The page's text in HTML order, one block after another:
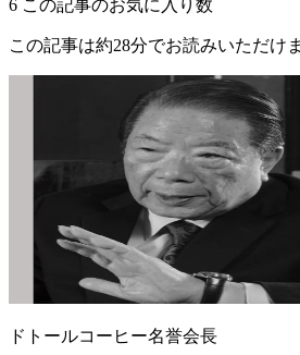
6 この記事のお気に入り数
この記事は約28分でお読みいただけ
ドトールコーヒー名誉会長